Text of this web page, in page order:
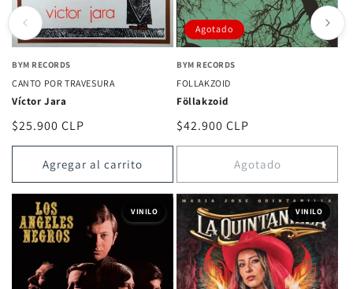
BYM RECORDS
CANTO POR TRAVESURA
Víctor Jara
Precio
habitual
$25.900 CLP
Agregar al carrito
Agotado
BYM RECORDS
FOLLAKZOID
Föllakzoid
Precio
habitual
$42.900 CLP
Agotado
VINILO VINILO